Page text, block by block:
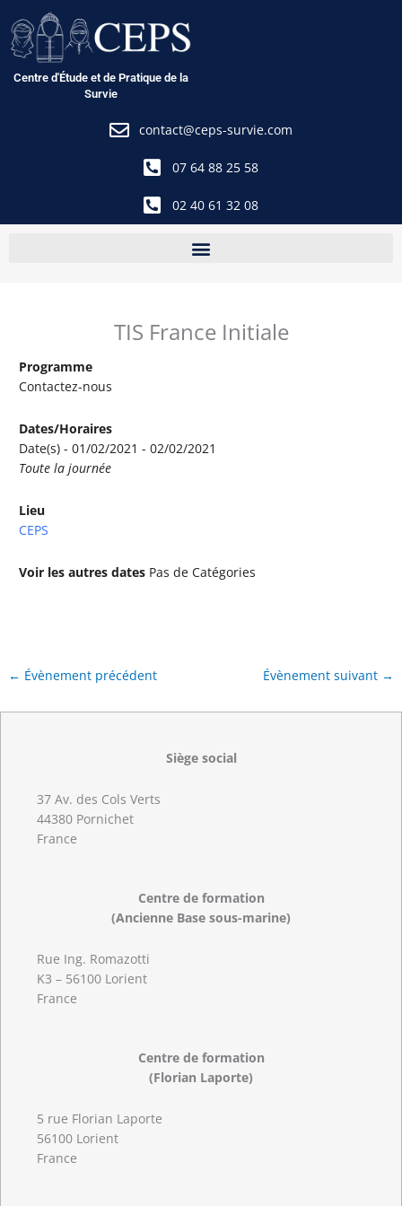
au
contenu
Centre d'Étude et de Pratique de la
Survie
contact@ceps-survie.com
07 64 88 25 58
02 40 61 32 08
TIS France Initiale
Programme
Contactez-nous
Dates/Horaires
Date(s) - 01/02/2021 - 02/02/2021
Toute la journée
Lieu
CEPS
Voir les autres dates Pas de Catégories
← Évènement précédent Évènement suivant →
Siège social
37 Av. des Cols Verts
44380 Pornichet
France
Centre de formation
(Ancienne Base sous-marine)
Rue Ing. Romazotti
K3 – 56100 Lorient
France
Centre de formation
(Florian Laporte)
5 rue Florian Laporte
56100 Lorient
France